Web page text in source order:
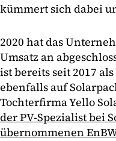
kümmert sich dabei
2020 hat das
Umsatz an
ist bereits seit 2017
ebenfalls auf
Tochterfirma Yello
der PV-Spezialist bei
übernommenen